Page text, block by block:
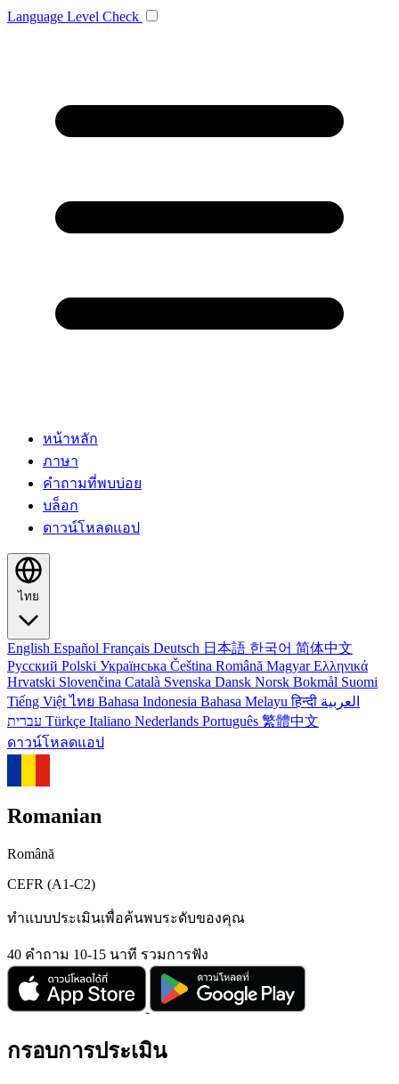
Language Level Check
หน้าหลัก
ภาษา
คำถามที่พบบ่อย
บล็อก
ดาวน์โหลดแอป
ไทย
English Español Français Deutsch 日本語 한국어 简体中文
Русский Polski Українська Čeština Română MagyarΕλληνικά
Hrvatski Slovenčina Català Svenska Dansk Norsk Bokmål Suomi
Tiếng Việtไทย Bahasa Indonesia Bahasa Melayuहिन्दी العربية
Türkçe Italiano Nederlands Português 繁體中文
ดาวน์โหลดแอป
Romanian
Română
CEFR (A1-C2)
ทำแบบประเมินเพื่อค้นพบระดับของคุณ
40 คำถาม 10-15 นาที รวมการฟัง
กรอบการประเมิน